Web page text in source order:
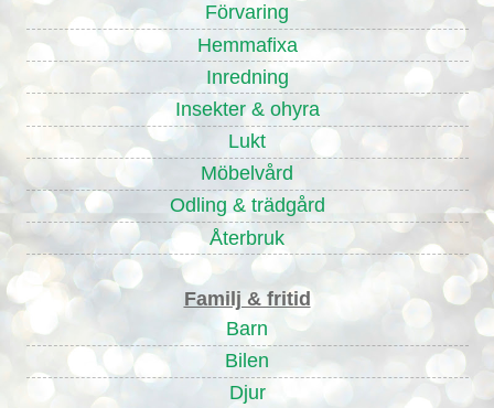
Förvaring
Hemmafixa
Inredning
Insekter & ohyra
Lukt
Möbelvård
Odling & trädgård
Återbruk
Familj & fritid
Barn
Bilen
Djur